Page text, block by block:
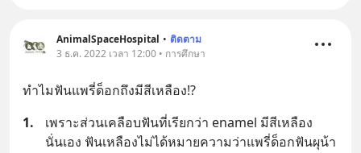
AnimalSpaceHospital • ติดตาม
3 ธ.ค. 2022 เวลา 12:00 • การศึกษา
ทำไมฟันแพรี่ด็อกถึงมีสีเหลือง!?
1.
เพราะส่วนเคลือบฟันที่เรียกว่า enamel มีสีเหลือง
นั่นเอง ฟันเหลืองไม่ได้หมายความว่าแพรี่ด็อกฟันผุน้า